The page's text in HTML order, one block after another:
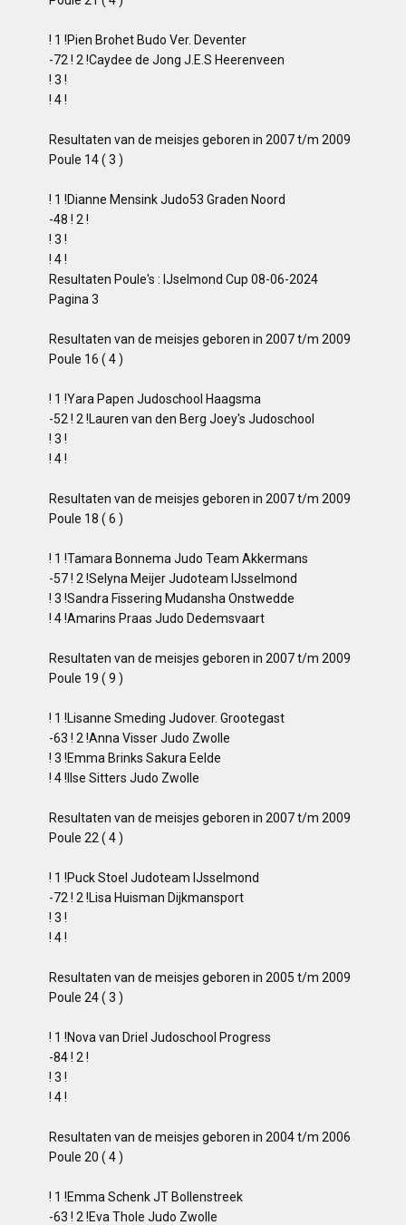
! 1 !Pien Brohet Budo Ver. Deventer
-72 ! 2 !Caydee de Jong J.E.S Heerenveen
! 3 !
! 4 !
Resultaten van de meisjes geboren in 2007 t/m 2009
Poule 14 ( 3 )
! 1 !Dianne Mensink Judo53 Graden Noord
-48 ! 2 !
! 3 !
! 4 !
Resultaten Poule's : IJselmond Cup 08-06-2024
Pagina 3
Resultaten van de meisjes geboren in 2007 t/m 2009
Poule 16 ( 4 )
! 1 !Yara Papen Judoschool Haagsma
-52 ! 2 !Lauren van den Berg Joey's Judoschool
! 3 !
! 4 !
Resultaten van de meisjes geboren in 2007 t/m 2009
Poule 18 ( 6 )
! 1 !Tamara Bonnema Judo Team Akkermans
-57 ! 2 !Selyna Meijer Judoteam IJsselmond
! 3 !Sandra Fissering Mudansha Onstwedde
! 4 !Amarins Praas Judo Dedemsvaart
Resultaten van de meisjes geboren in 2007 t/m 2009
Poule 19 ( 9 )
! 1 !Lisanne Smeding Judover. Grootegast
-63 ! 2 !Anna Visser Judo Zwolle
! 3 !Emma Brinks Sakura Eelde
! 4 !Ilse Sitters Judo Zwolle
Resultaten van de meisjes geboren in 2007 t/m 2009
Poule 22 ( 4 )
! 1 !Puck Stoel Judoteam IJsselmond
-72 ! 2 !Lisa Huisman Dijkmansport
! 3 !
! 4 !
Resultaten van de meisjes geboren in 2005 t/m 2009
Poule 24 ( 3 )
! 1 !Nova van Driel Judoschool Progress
-84 ! 2 !
! 3 !
! 4 !
Resultaten van de meisjes geboren in 2004 t/m 2006
Poule 20 ( 4 )
! 1 !Emma Schenk JT Bollenstreek
-63 ! 2 !Eva Thole Judo Zwolle